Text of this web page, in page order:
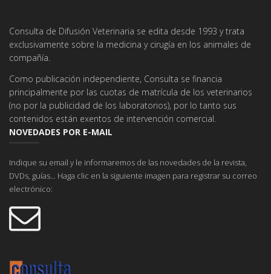
Consulta de Difusión Veterinaria se edita desde 1993 y trata
exclusivamente sobre la medicina y cirugía en los animales de
compañía.
Como publicación independiente, Consulta se financia
principalmente por las cuotas de matrícula de los veterinarios
(no por la publicidad de los laboratorios), por lo tanto sus
contenidos están exentos de intervención comercial.
NOVEDADES POR E-MAIL
Indique su email y le informaremos de las novedades de la revista,
DVDs, guías... Haga clic en la siguiente imagen para registrar su correo
electrónico: